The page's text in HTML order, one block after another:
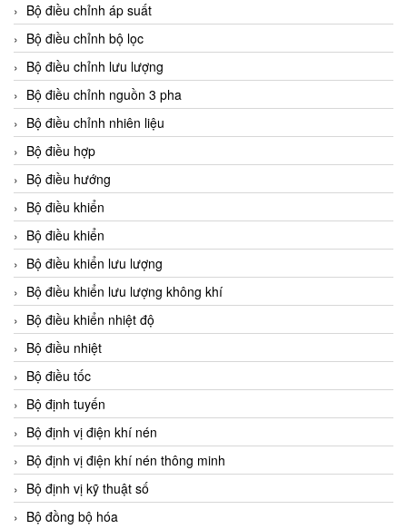
Bộ điều chỉnh áp suất
Bộ điều chỉnh bộ lọc
Bộ điều chỉnh lưu lượng
Bộ điều chỉnh nguồn 3 pha
Bộ điều chỉnh nhiên liệu
Bộ điều hợp
Bộ điều hướng
Bộ điều khiển
Bộ điều khiển
Bộ điều khiển lưu lượng
Bộ điều khiển lưu lượng không khí
Bộ điều khiển nhiệt độ
Bộ điều nhiệt
Bộ điều tốc
Bộ định tuyến
Bộ định vị điện khí nén
Bộ định vị điện khí nén thông minh
Bộ định vị kỹ thuật số
Bộ đồng bộ hóa